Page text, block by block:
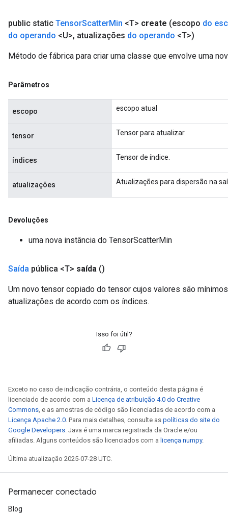
public static TensorScatterMin <T> create (escopo do
do operando <U>, atualizações do operando <T>)
Método de fábrica para criar uma classe que envolve uma
Parâmetros
escopo escopo atual
tensor Tensor para atualizar.
índices Tensor de índice.
atualizações Atualizações para dispersão na
Devoluções
uma nova instância do TensorScatterMin
Saída pública <T> saída ()
Um novo tensor copiado do tensor cujos valores são
atualizações de acordo com os índices.
Isso foi útil?
Exceto no caso de indicação contrária, o conteúdo desta página é
licenciado de acordo com a Licença de atribuição 4.0 do Creative
Commons, e as amostras de código são licenciadas de acordo com a
Licença Apache 2.0. Para mais detalhes, consulte as políticas do site do
Google Developers. Java é uma marca registrada da Oracle e/ou
afiliadas. Alguns conteúdos são licenciados com a licença numpy.
Última atualização 2025-07-28 UTC.
Permanecer conectado
Blog